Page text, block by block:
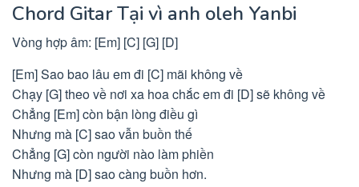
Chord Gitar Tại vì anh oleh Yanbi
Vòng hợp âm: [Em] [C] [G] [D]
[Em] Sao bao lâu em đi [C] mãi không về
Chạy [G] theo về nơi xa hoa chắc em đi [D] sẽ không về
Chẳng [Em] còn bận lòng điều gì
Nhưng mà [C] sao vẫn buồn thế
Chẳng [G] còn người nào làm phiền
Nhưng mà [D] sao càng buồn hơn.